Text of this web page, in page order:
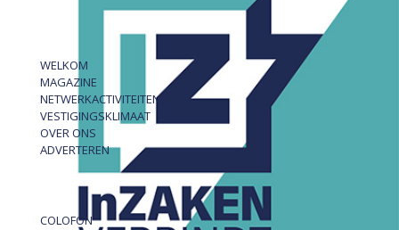
WELKOM
MAGAZINE
NETWERKACTIVITEITEN
VESTIGINGSKLIMAAT
OVER ONS
ADVERTEREN
COLOFON